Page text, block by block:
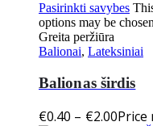
Pasirinkti savybes
options may be
Greita peržiūra
Balionai, Lateksiniai
Balionas širdis
€0.40 – €2.00Price